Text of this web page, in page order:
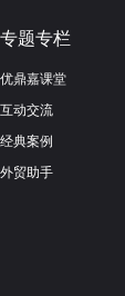
专题专栏
优鼎嘉课堂
互动交流
经典案例
外贸助手